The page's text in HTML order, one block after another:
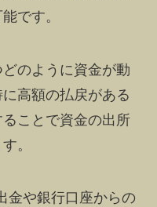
です。
のように資金が動
高額の払戻がある
ことで資金の出所
。
金や銀行口座からの